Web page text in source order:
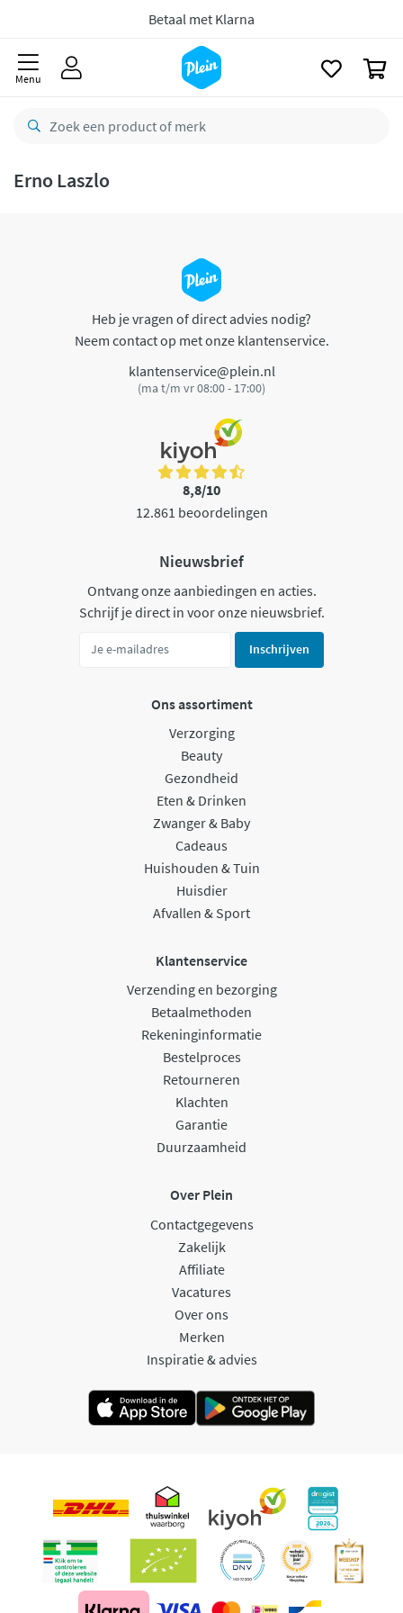
Betaal met Klarna
Menu
Erno Laszlo
Heb je vragen of direct advies nodig?
Neem contact op met onze klantenservice.
klantenservice@plein.nl
(ma t/m vr 08:00 - 17:00)
8,8/10
12.861 beoordelingen
Nieuwsbrief
Ontvang onze aanbiedingen en acties.
Schrijf je direct in voor onze nieuwsbrief.
Inschrijven
Ons assortiment
Verzorging
Beauty
Gezondheid
Eten & Drinken
Zwanger & Baby
Cadeaus
Huishouden & Tuin
Huisdier
Afvallen & Sport
Klantenservice
Verzending en bezorging
Betaalmethoden
Rekeninginformatie
Bestelproces
Retourneren
Klachten
Garantie
Duurzaamheid
Over Plein
Contactgegevens
Zakelijk
Affiliate
Vacatures
Over ons
Merken
Inspiratie & advies